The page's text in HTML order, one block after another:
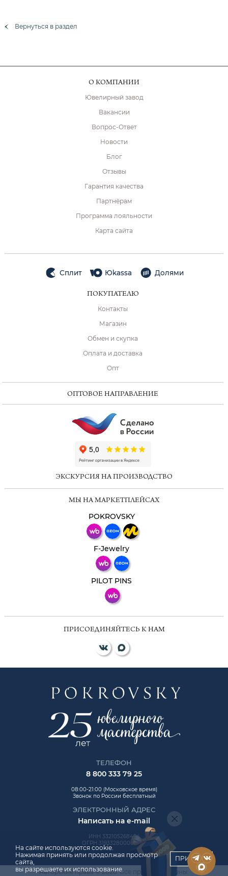
Вернуться в раздел
О КОМПАНИИ
Ювелирный завод
Вакансии
Вопрос-Ответ
Новости
Блог
Отзывы
Гарантия качества
Партнёрам
Программа лояльности
Карта сайта
Сплит Юkassa Долями
ПОКУПАТЕЛЮ
Контакты
Магазин
Обмен и скупка
Оплата и доставка
Опт
ОПТОВОЕ НАПРАВЛЕНИЕ
ЭКСКУРСИЯ НА ПРОИЗВОДСТВО
МЫ НА МАРКЕТПЛЕЙСАХ
POKROVSKY
F-Jewelry
PILOT PINS
ПРИСОЕДИНЯЙТЕСЬ К НАМ
ТЕЛЕФОН
8 800 333 79 25
08:00-21:00 (Московское время)
Звонок по России бесплатный
ЭЛЕКТРОННЫЙ АДРЕС
Написать на e-mail
ИНН 332105268454
ОГРН 319332800006992
Авторские права © 2026. Все права защищены.
На сайте используются cookie.
Нажимая принять или продолжая просмотр
сайта,
вы разрешаете их использование.
ПРИНЯТЬ